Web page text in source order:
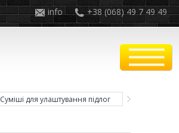
+38 (068) 49 7 49 49
info
Суміші для улаштування підлог